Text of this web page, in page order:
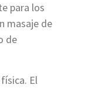
para los
masaje de
de
El